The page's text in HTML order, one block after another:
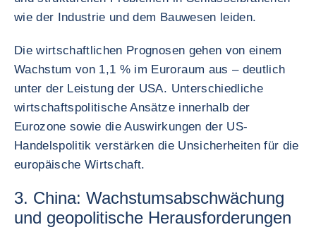
wie der Industrie und dem Bauwesen leiden.
Die wirtschaftlichen Prognosen gehen von einem
Wachstum von 1,1 % im Euroraum aus – deutlich
unter der Leistung der USA. Unterschiedliche
wirtschaftspolitische Ansätze innerhalb der
Eurozone sowie die Auswirkungen der US-
Handelspolitik verstärken die Unsicherheiten für die
europäische Wirtschaft.
3. China: Wachstumsabschwächung
und geopolitische Herausforderungen